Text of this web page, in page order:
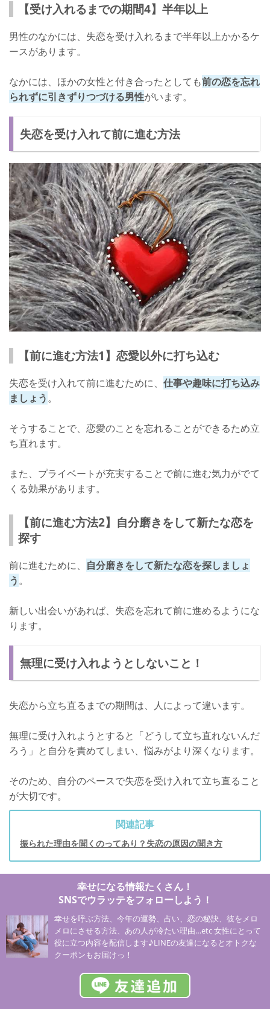
【受け入れるまでの期間4】半年以上
男性のなかには、失恋を受け入れるまで半年以上かかるケ
ースがあります。
なかには、ほかの女性と付き合ったとしても前の恋を忘れ
られずに引きずりつづける男性がいます。
失恋を受け入れて前に進む方法
【前に進む方法1】恋愛以外に打ち込む
失恋を受け入れて前に進むために、 仕事や趣味に打ち込み
ましょう。
そうすることで、恋愛のことを忘れることができるため立
ち直れます。
また、プライベートが充実することで前に進む気力がでて
くる効果があります。
【前に進む方法2】自分磨きをして新たな恋を
探す
前に進むために、 自分磨きをして新たな恋を探しましょ
う。
新しい出会いがあれば、失恋を忘れて前に進めるようにな
ります。
無理に受け入れようとしないこと！
失恋から立ち直るまでの期間は、人によって違います。
無理に受け入れようとすると「どうして立ち直れないんだ
ろう」と自分を責めてしまい、悩みがより深くなります。
そのため、自分のペースで失恋を受け入れて立ち直ること
が大切です。
関連記事
振られた理由を聞くのってあり？失恋の原因の聞き方
幸せになる情報たくさん！
SNSでウラッテをフォローしよう！
幸せを呼ぶ方法、今年の運勢、占い、恋の秘訣、彼をメロ
メロにさせる方法、あの人が冷たい理由…etc 女性にとって
役に立つ内容を配信します♪LINEの友達になるとオトクな
クーポンもお届けっ！